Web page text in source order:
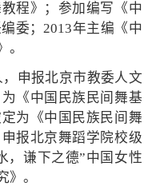
程》；参加编写《中
委；2013年主编《中
。
申报北京市教委人文
《中国民族民间舞基
为《中国民族民间舞
报北京舞蹈学院校级
，谦下之德”中国女性
》。